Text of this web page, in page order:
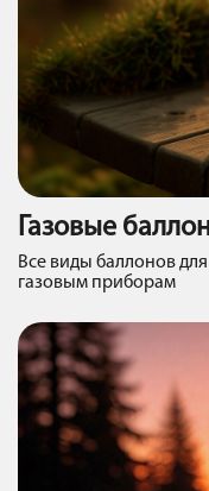
Газовые
Все виды баллонов
газовым приборам